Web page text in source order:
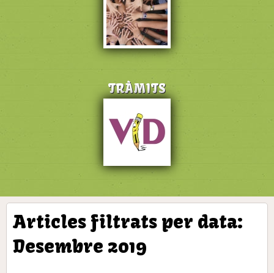
TRÀMITS
Articles filtrats per data:
Desembre 2019